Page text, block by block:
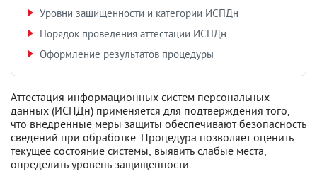
Уровни защищенности и категории ИСПДн
Порядок проведения аттестации ИСПДн
Оформление результатов процедуры
Аттестация информационных систем персональных
данных (ИСПДн) применяется для подтверждения того,
что внедренные меры защиты обеспечивают безопасность
сведений при обработке. Процедура позволяет оценить
текущее состояние системы, выявить слабые места,
определить уровень защищенности.